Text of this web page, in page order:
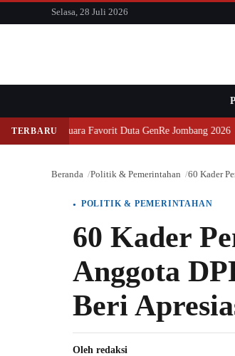
Selasa, 28 Juli 2026
TERBARU
Juara Favorit Duta GenRe Jombang 2026
Beranda Politik & Pemerintahan 60 Kader
POLITIK & PEMERINTAHAN
60 Kader
Anggota
Beri
Oleh redaksi